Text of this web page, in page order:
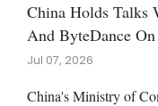
China Holds Talks
And ByteDance
AI Model Exports
Jul 07, 2026
China's Ministry of